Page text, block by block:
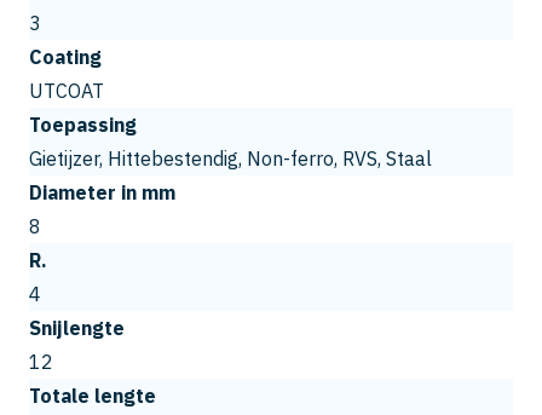
3
Coating
UTCOAT
Toepassing
Gietijzer, Hittebestendig, Non-ferro, RVS, Staal
Diameter in mm
8
R.
4
Snijlengte
12
Totale lengte